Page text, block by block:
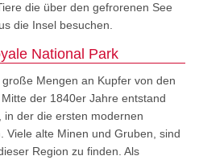
die über den gefrorenen See
die Insel besuchen.
National Park
Mengen an Kupfer von den
der 1840er Jahre entstand
in der die ersten modernen
Viele alte Minen und Gruben, sind
Region zu finden. Als